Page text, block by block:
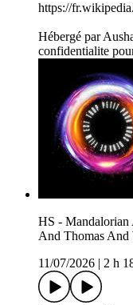
https://
Hébergé par
confidentialite
HS -
And Thomas
11/07/2026
2 h